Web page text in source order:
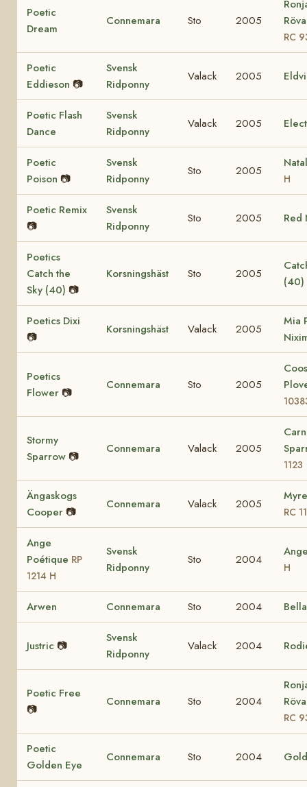
Poetic
Dream
Connemara Sto 2005
RC
Poetic
Eddieson 📷
Svensk
Ridponny
Valack 2005
Poetic Flash
Dance
Svensk
Ridponny
Valack 2005
Poetic
Poison 📷
Svensk
Ridponny
Sto 2005
H
Poetic Remix
📷
Svensk
Ridponny
Sto 2005 Red
Poetics
Catch the
Sky (40) 📷
Korsningshäst Sto 2005
(40)
Poetics Dixi
📷
Korsningshäst Valack 2005
Mia
Poetics
Flower 📷
Connemara Sto 2005
Stormy
Sparrow 📷
Connemara Valack 2005
1123
Ängaskogs
Cooper 📷
Connemara Valack 2005
RC
Ange
Poétique RP
1214 H
Svensk
Ridponny
Sto 2004
H
Arwen Connemara Sto 2004
Justric 📷
Svensk
Ridponny
Valack 2004
Poetic Free
📷
Connemara Sto 2004
RC
Poetic
Golden Eye
Connemara Sto 2004